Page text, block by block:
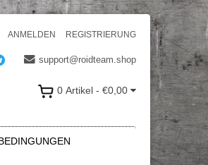
ANMELDEN REGISTRIERUNG
support@roidteam.shop
0 Artikel - €0,00